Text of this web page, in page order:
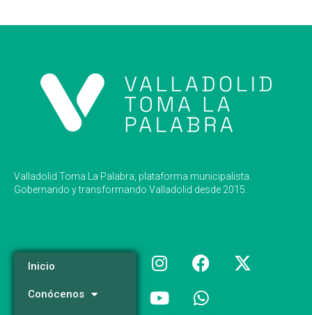
Valladolid Toma La Palabra, plataforma municipalista.
Gobernando y transformando Valladolid desde 2015.
Inicio
Conócenos